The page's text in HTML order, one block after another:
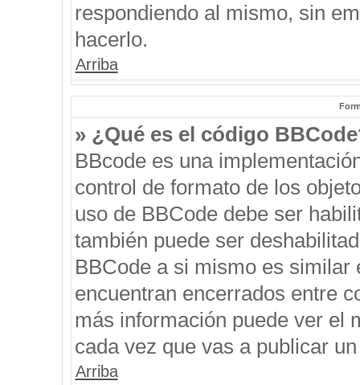
respondiendo al mismo, sin
hacerlo.
Arriba
» ¿Qué es el código
BBcode es una
control de formato de los
uso de BBCode debe ser
también puede ser
BBCode a si mismo es
encuentran encerrados entre
más información puede ver el
cada vez que vas a publicar
Arriba